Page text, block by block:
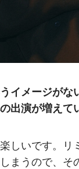
メージがな
出演が増えて
しいです。リ
まうので、